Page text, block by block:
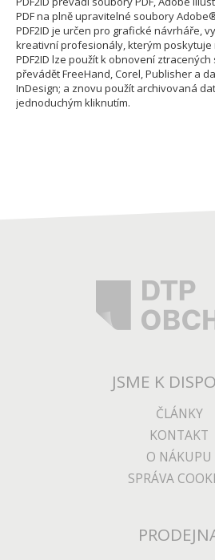
PDF na plně upravitelné soubory
PDF2ID je určen pro grafické návrháře,
kreativní profesionály, kterým poskytuje
PDF2ID lze použít k obnovení
převádět FreeHand, Corel, Publisher a
InDesign; a znovu použít archivovaná
jednoduchým kliknutím.
JSME K
ČLÁNKY
KONTAKT
O NÁKUPU
SPRÁVA